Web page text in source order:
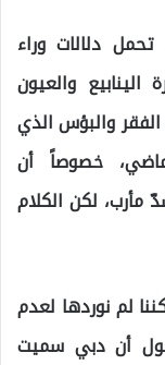
دلالات وراء
والعيون
الفقر والبؤس الذي
خصوصاً أن
لكن الكلام
لم نوردها لعدم
أن دبي سميت